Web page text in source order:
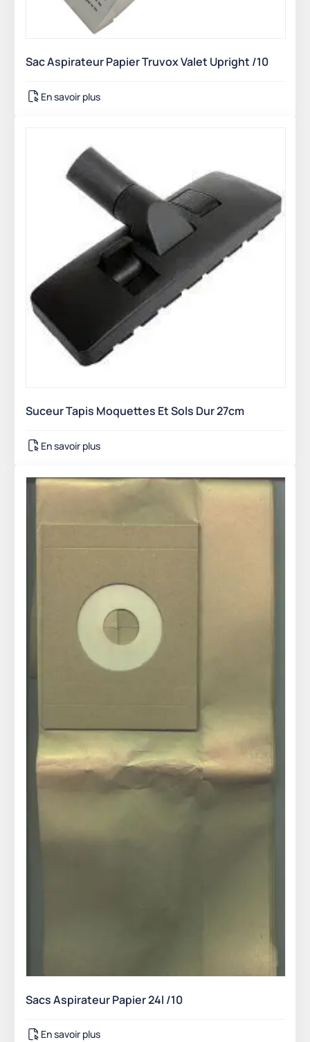
Sac Aspirateur Papier Truvox Valet Upright /10
En savoir plus
Suceur Tapis Moquettes Et Sols Dur 27cm
En savoir plus
Sacs Aspirateur Papier 24l /10
En savoir plus